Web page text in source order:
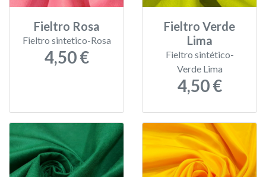
Fieltro Rosa
Fieltro sintetico-Rosa
4,50 €
Fieltro Verde
Lima
Fieltro sintético-
Verde Lima
4,50 €